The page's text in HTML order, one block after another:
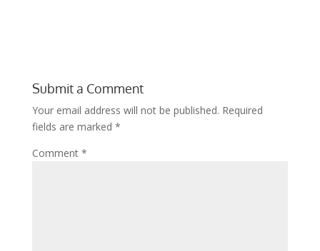
Submit a Comment
Your email address will not be published. Required
fields are marked *
Comment *